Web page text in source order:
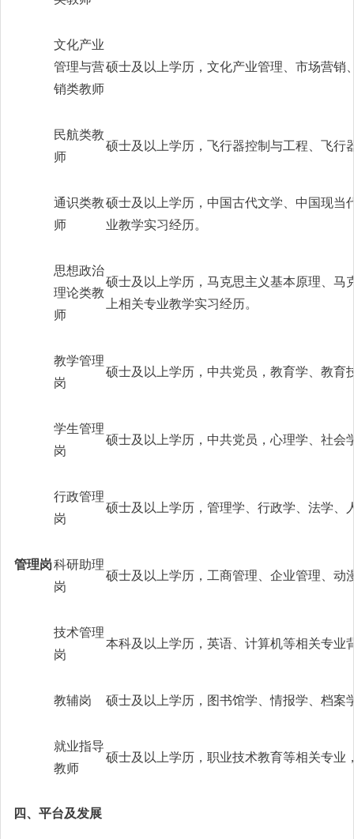
文化产业
管理与营
销类教师
硕士及以上学历，文化产业管理、市场营销
民航类教
师
硕士及以上学历，飞行器控制与工程、飞行
通识类教
师
硕士及以上学历，中国古代文学、中国现当
业教学实习经历。
思想政治
理论类教
师
硕士及以上学历，马克思主义基本原理、马
上相关专业教学实习经历。
管理岗
教学管理
岗
硕士及以上学历，中共党员，教育学、教育
学生管理
岗
硕士及以上学历，中共党员，心理学、社会
行政管理
岗
硕士及以上学历，管理学、行政学、法学、
科研助理
岗
硕士及以上学历，工商管理、企业管理、动
技术管理
岗
本科及以上学历，英语、计算机等相关专业
教辅岗 硕士及以上学历，图书馆学、情报学、档案
就业指导
教师
硕士及以上学历，职业技术教育等相关专业
四、平台及发展